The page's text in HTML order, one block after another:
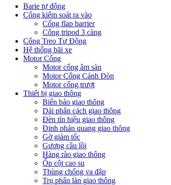
Barie tự động
Cổng kiểm soát ra vào
Cổng flap barrier
Cổng tripod 3 càng
Cổng Treo Tự Động
Hệ thống bãi xe
Motor Cổng
Motor cổng âm sàn
Motor Cổng Cánh Đòn
Motor cổng trượt
Thiết bị giao thông
Biển báo giao thông
Dải phân cách giao thông
Đèn tín hiệu giao thông
Đinh phản quang giao thông
Gờ giảm tốc
Gương cầu lồi
Hàng rào giao thông
Ốp cột cao su
Thùng chống va đập
Trụ phân làn giao thông